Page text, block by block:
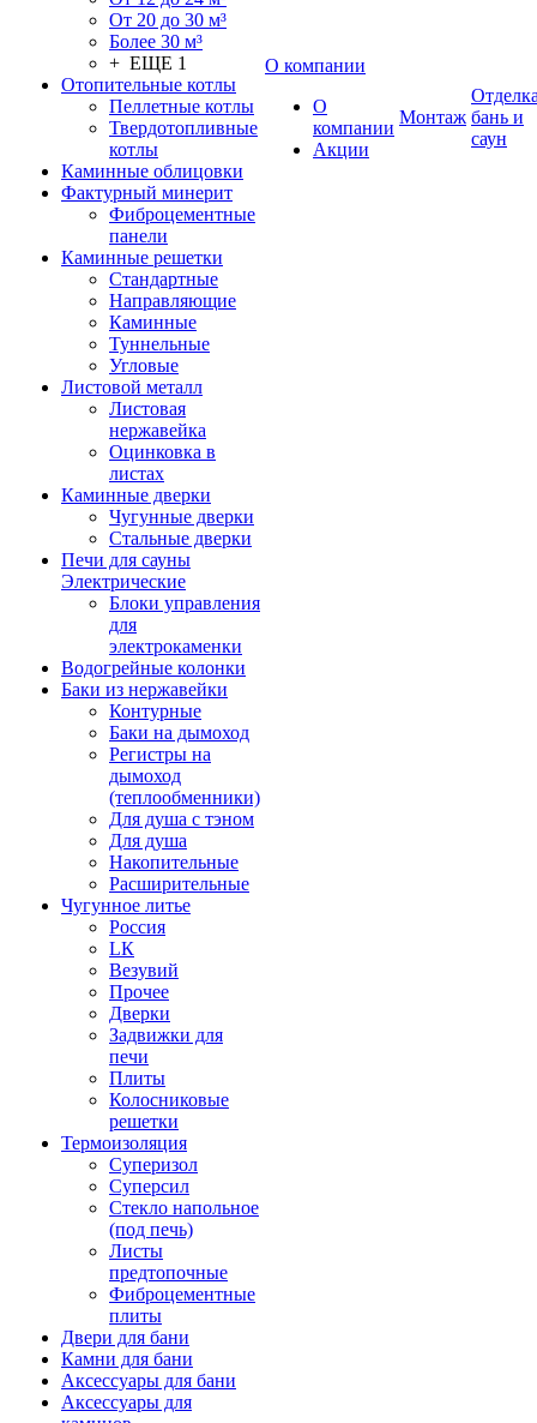
От 20 до 30 м³
Более 30 м³
+ ЕЩЕ 1
Отопительные котлы
Пеллетные котлы
Твердотопливные
котлы
Каминные облицовки
Фактурный минерит
Фиброцементные
панели
Каминные решетки
Стандартные
Направляющие
Каминные
Туннельные
Угловые
Листовой металл
Листовая
нержавейка
Оцинковка в
листах
Каминные дверки
Чугунные дверки
Стальные дверки
Печи для сауны
Электрические
Блоки управления
для
электрокаменки
Водогрейные колонки
Баки из нержавейки
Контурные
Баки на дымоход
Регистры на
дымоход
(теплообменники)
Для душа с тэном
Для душа
Накопительные
Расширительные
Чугунное литье
Россия
LК
Везувий
Прочее
Дверки
Задвижки для
печи
Плиты
Колосниковые
решетки
Термоизоляция
Суперизол
Суперсил
Стекло напольное
(под печь)
Листы
предтопочные
Фиброцементные
плиты
Двери для бани
Камни для бани
Аксессуары для бани
Аксессуары для
О компании
О
компании
Акции
Монтаж бань и
саун